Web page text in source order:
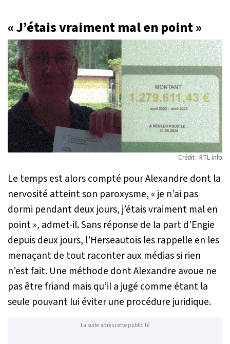
« J’étais vraiment mal en point »
Crédit : RTL info
Le temps est alors compté pour Alexandre dont la
nervosité atteint son paroxysme, « je n’ai pas
dormi pendant deux jours, j’étais vraiment mal en
point», admet-il. Sans réponse de la part d’Engie
depuis deux jours, l’Herseautois les rappelle en les
menaçant de tout raconter aux médias si rien
n’est fait. Une méthode dont Alexandre avoue ne
pas être friand mais qu’il a jugé comme étant la
seule pouvant lui éviter une procédure juridique.
La suite après cette publicité